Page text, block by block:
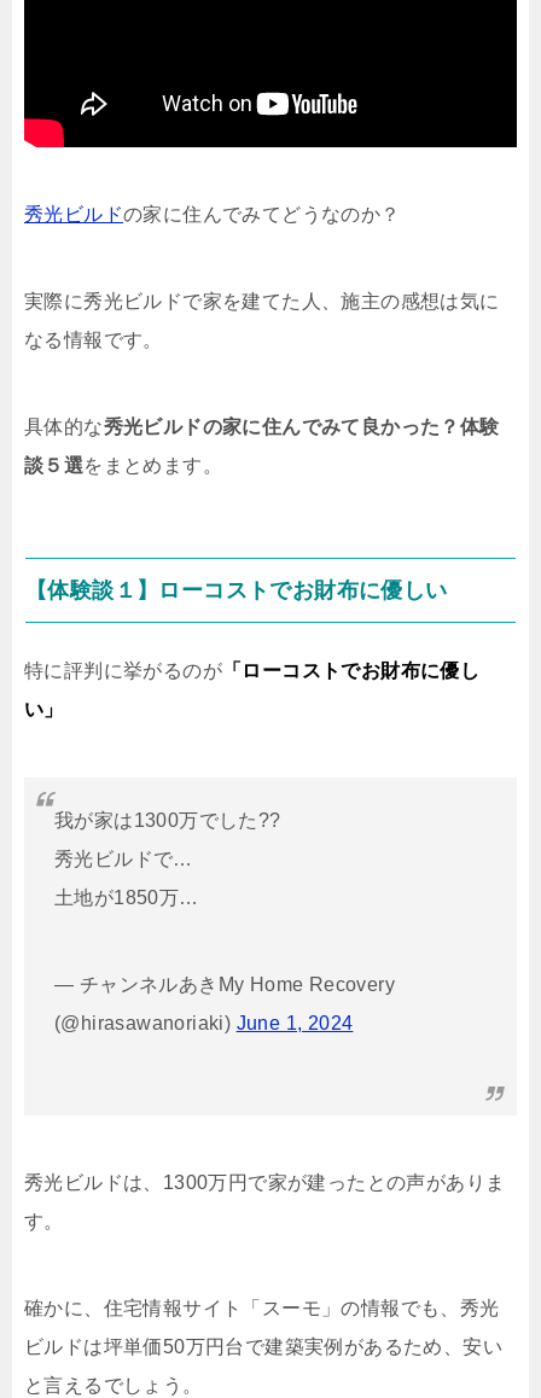
秀光ビルドの家に住んでみてどうなのか？
実際に秀光ビルドで家を建てた人、施主の感想は気に
なる情報です。
具体的な秀光ビルドの家に住んでみて良かった？体験
談５選をまとめます。
【体験談１】ローコストでお財布に優しい
特に評判に挙がるのが 「ローコストでお財布に優し
い」
我が家は1300万でした??
秀光ビルドで…
土地が1850万…
— チャンネルあきMy Home Recovery
(@hirasawanoriaki) June 1, 2024
秀光ビルドは、1300万円で家が建ったとの声がありま
す。
確かに、住宅情報サイト「スーモ」の情報でも、秀光
ビルドは坪単価50万円台で建築実例があるため、安い
と言えるでしょう。